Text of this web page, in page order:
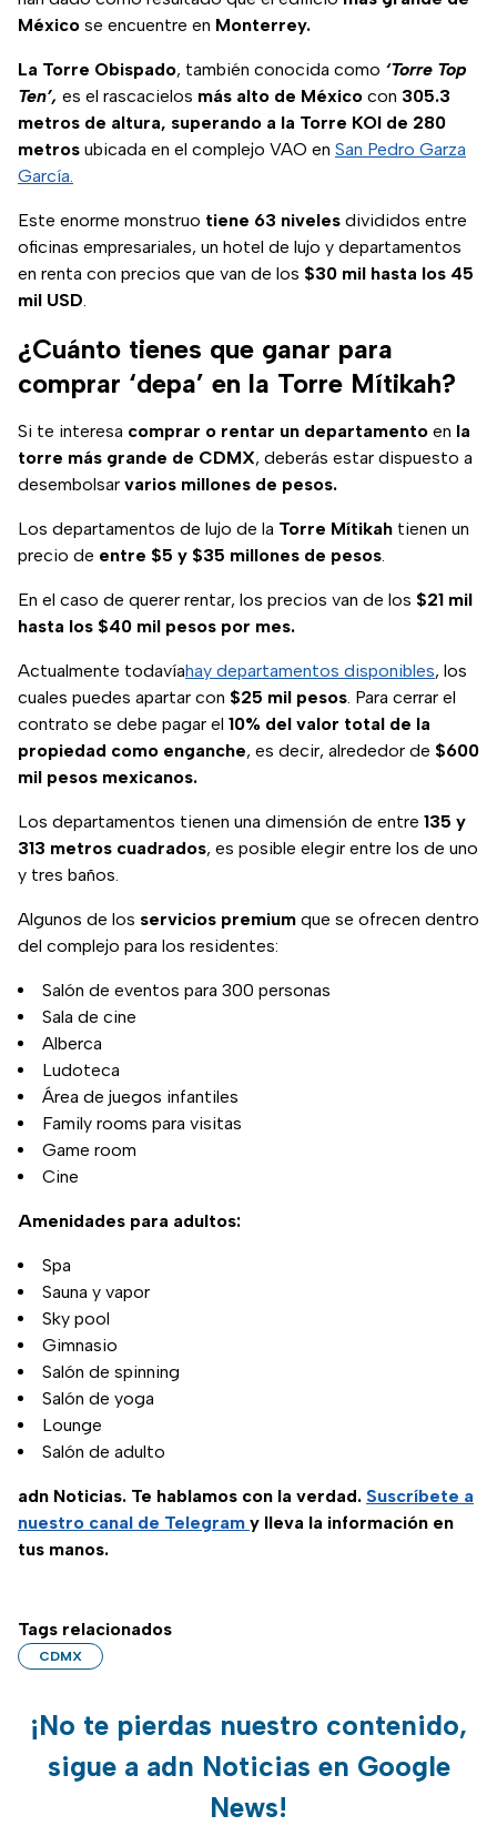
México se encuentre en Monterrey.
La Torre Obispado, también conocida como ‘Torre Top
Ten’, es el rascacielos más alto de México con 305.3
metros de altura, superando a la Torre KOI de 280
metros ubicada en el complejo VAO en San Pedro Garza
García.
Este enorme monstruo tiene 63 niveles divididos entre
oficinas empresariales, un hotel de lujo y departamentos
en renta con precios que van de los $30 mil hasta los 45
mil USD.
¿Cuánto tienes que ganar para
comprar ‘depa’ en la Torre Mítikah?
Si te interesa comprar o rentar un departamento en la
torre más grande de CDMX, deberás estar dispuesto a
desembolsar varios millones de pesos.
Los departamentos de lujo de la Torre Mítikah tienen un
precio de entre $5 y $35 millones de pesos.
En el caso de querer rentar, los precios van de los $21 mil
hasta los $40 mil pesos por mes.
Actualmente todavíahay departamentos disponibles, los
cuales puedes apartar con $25 mil pesos. Para cerrar el
contrato se debe pagar el 10% del valor total de la
propiedad como enganche, es decir, alrededor de $600
mil pesos mexicanos.
Los departamentos tienen una dimensión de entre 135 y
313 metros cuadrados, es posible elegir entre los de uno
y tres baños.
Algunos de los servicios premium que se ofrecen dentro
del complejo para los residentes:
Salón de eventos para 300 personas
Sala de cine
Alberca
Ludoteca
Área de juegos infantiles
Family rooms para visitas
Game room
Cine
Amenidades para adultos:
Spa
Sauna y vapor
Sky pool
Gimnasio
Salón de spinning
Salón de yoga
Lounge
Salón de adulto
adn Noticias. Te hablamos con la verdad. Suscríbete a
nuestro canal de Telegram y lleva la información en
tus manos.
Tags relacionados
CDMX
¡No te pierdas nuestro contenido,
sigue a adn Noticias en Google
News!